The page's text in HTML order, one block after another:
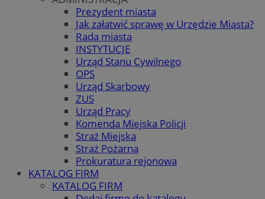
Prezydent miasta
Jak załatwić sprawę w Urzędzie Miasta?
Rada miasta
INSTYTUCJE
Urząd Stanu Cywilnego
OPS
Urząd Skarbowy
ZUS
Urząd Pracy
Komenda Miejska Policji
Straż Miejska
Straż Pożarna
Prokuratura rejonowa
KATALOG FIRM
KATALOG FIRM